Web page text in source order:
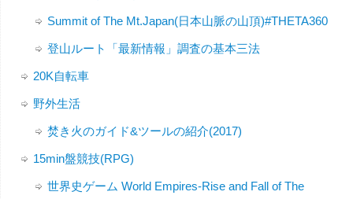
Summit of The Mt.Japan(日本山脈の山頂)#THETA360
登山ルート「最新情報」調査の基本三法
20K自転車
野外生活
焚き火のガイド&ツールの紹介(2017)
15min盤競技(RPG)
世界史ゲーム World Empires-Rise and Fall of The